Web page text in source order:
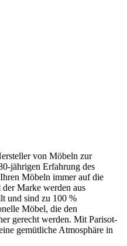
von Möbeln zur
jährigen Erfahrung des
Möbeln immer auf die
Marke werden aus
und sind zu 100 %
Möbel, die den
gerecht werden. Mit Parisot-
gemütliche Atmosphäre in